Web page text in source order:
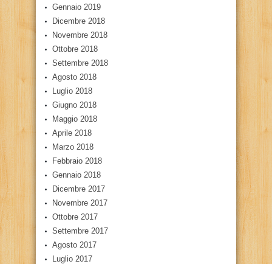
Gennaio 2019
Dicembre 2018
Novembre 2018
Ottobre 2018
Settembre 2018
Agosto 2018
Luglio 2018
Giugno 2018
Maggio 2018
Aprile 2018
Marzo 2018
Febbraio 2018
Gennaio 2018
Dicembre 2017
Novembre 2017
Ottobre 2017
Settembre 2017
Agosto 2017
Luglio 2017